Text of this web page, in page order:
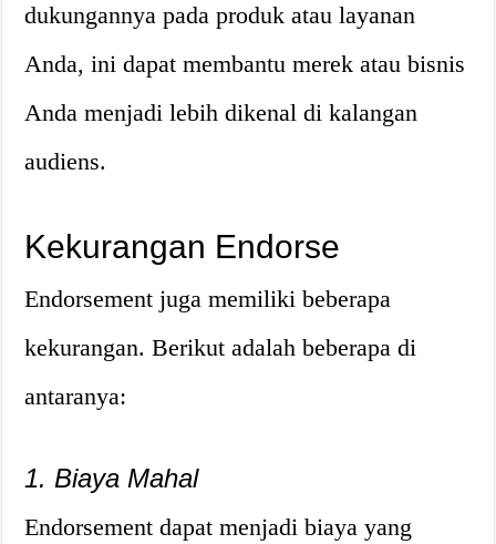
dukungannya pada produk atau layanan
Anda, ini dapat membantu merek atau bisnis
Anda menjadi lebih dikenal di kalangan
audiens.
Kekurangan Endorse
Endorsement juga memiliki beberapa
kekurangan. Berikut adalah beberapa di
antaranya:
1. Biaya Mahal
Endorsement dapat menjadi biaya yang